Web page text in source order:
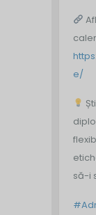
e/
să-i